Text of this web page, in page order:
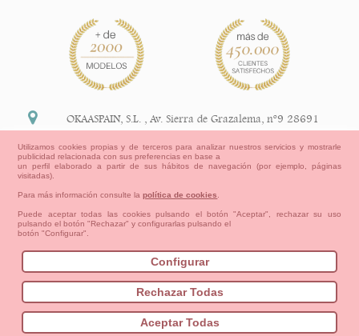
Bebés Pequeños/as Niña Niño
Mamas & Papas
NUEVA COLECCION
OUTLET-ULTIMAS TALLAS
Información Legal
política de devoluciones y reembolsos
Aviso Legal Aviso Cookies
Cómo crear tu cuenta OKAA.
Mapa del sitio
OKAASPAIN, S.L. ,Av. Sierra de Grazalema, nº9 28691
+34 91 113 89 09
Utilizamos cookies propias y de terceros para analizar nuestros servicios y mostrarle
publicidad relacionada con sus preferencias en base a
un perfil elaborado a partir de sus hábitos de navegación (por ejemplo, páginas
visitadas).
Para más información consulte lapolítica de cookies
Puede aceptar todas las cookies pulsando el botón "Aceptar", rechazar su uso
pulsando el botón "Rechazar" y configurarlas pulsando el
botón "Configurar".
Configurar
Rechazar Todas
Aceptar Todas